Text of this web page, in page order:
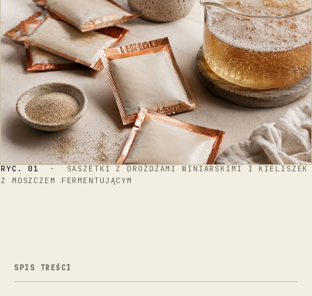
RYC. 01· SASZETKI Z DROŻDŻAMI WINIARSKIMI I KIELISZEK
Z MOSZCZEM FERMENTUJĄCYM
SPIS TREŚCI